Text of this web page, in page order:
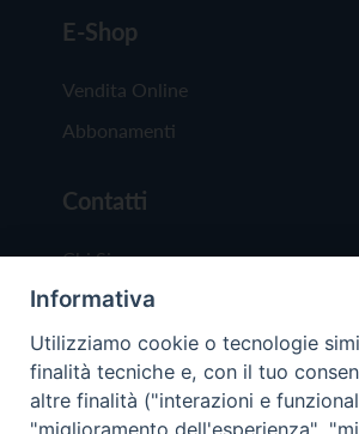
E-Shop
Vendita Online
Abbonamenti
Contatti
Chi Siamo
Redazione
Scrivici
Informativa
Utilizziamo cookie o tecnologie
finalità tecniche e, con il tuo
altre finalità ("interazioni e